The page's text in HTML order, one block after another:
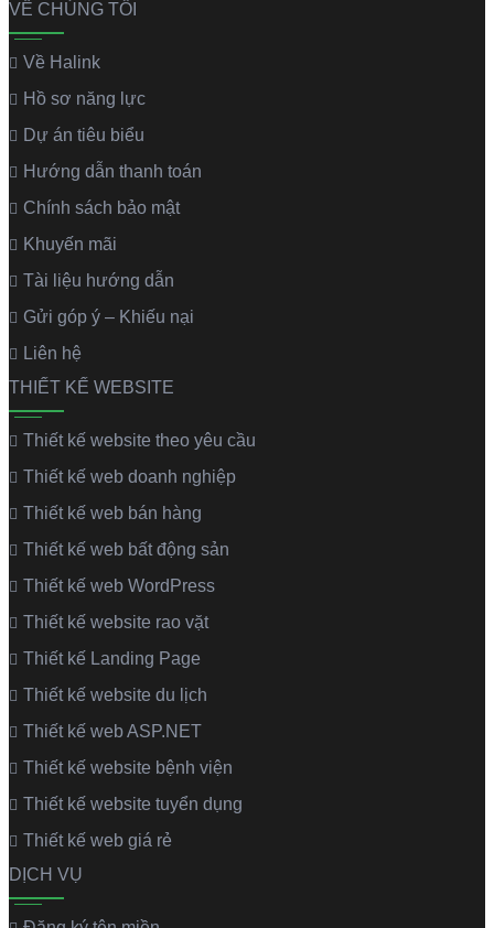
VỀ CHÚNG TÔI
Về Halink
Hồ sơ năng lực
Dự án tiêu biểu
Hướng dẫn thanh toán
Chính sách bảo mật
Khuyến mãi
Tài liệu hướng dẫn
Gửi góp ý – Khiếu nại
Liên hệ
THIẾT KẾ WEBSITE
Thiết kế website theo yêu cầu
Thiết kế web doanh nghiệp
Thiết kế web bán hàng
Thiết kế web bất động sản
Thiết kế web WordPress
Thiết kế website rao vặt
Thiết kế Landing Page
Thiết kế website du lịch
Thiết kế web ASP.NET
Thiết kế website bệnh viện
Thiết kế website tuyển dụng
Thiết kế web giá rẻ
DỊCH VỤ